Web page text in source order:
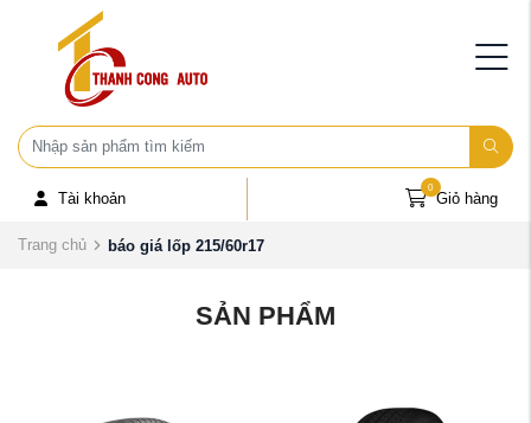
Tài khoản Giỏ hàng
0
Trang chủ báo giá lốp 215/60r17
SẢN PHẨM